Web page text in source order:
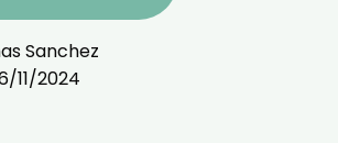
Sanchez
11/2024